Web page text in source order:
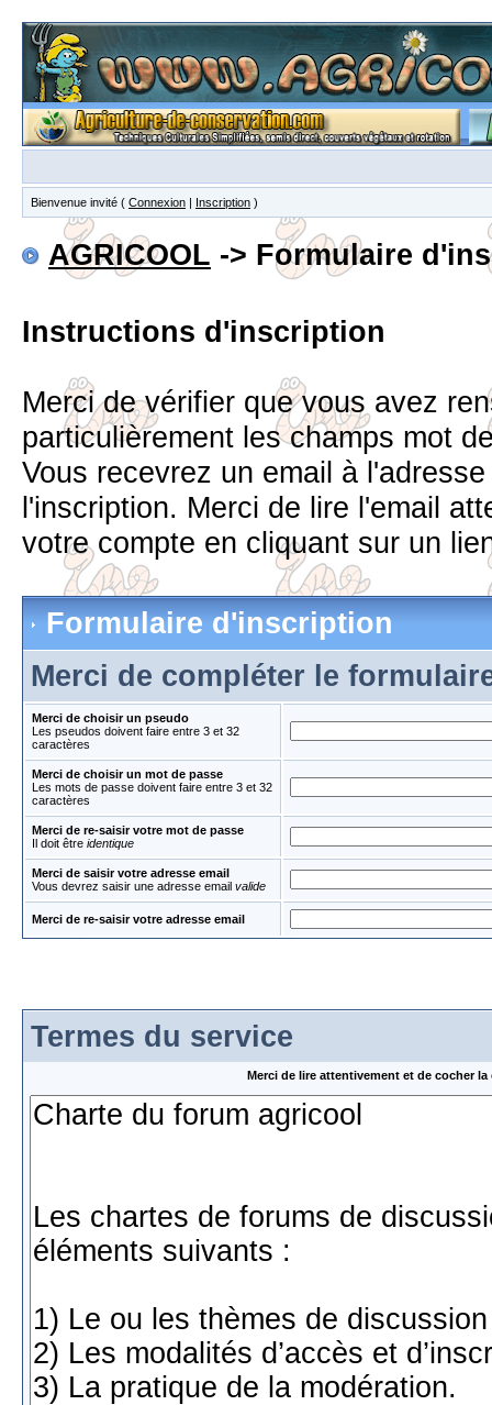
Bienvenue invité ( Connexion | Inscription )
AGRICOOL -> Formulaire
Instructions d'inscription
Merci de vérifier que vous avez
particulièrement les champs mot
Vous recevrez un email à
l'inscription. Merci de lire l'email
votre compte en cliquant sur un
Formulaire d'inscription
Merci de compléter le
Merci de choisir un pseudo
Les pseudos doivent faire entre 3 et 32
caractères
Merci de choisir un mot de passe
Les mots de passe doivent faire entre 3 et 32
caractères
Merci de re-saisir votre mot de passe
Il doit être identique
Merci de saisir votre adresse email
Vous devrez saisir une adresse email valide
Merci de re-saisir votre adresse email
Termes du service
Merci de lire attentivement et de cocher